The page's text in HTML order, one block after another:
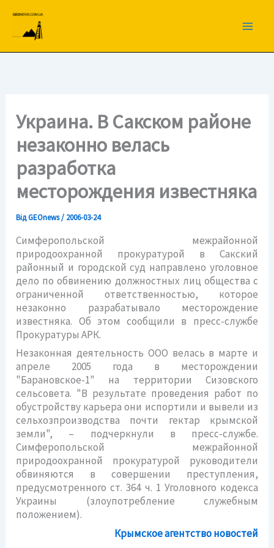
вмісту
Украина. В Сакском районе
незаконно велась
разработка
месторождения известняка
ВідGEOnews/ 2006-03-24
Симферопольской межрайонной
природоохранной прокуратурой в Сакский
районный и городской суд направлено уголовное
дело по обвинению должностных лиц общества с
ограниченной ответственностью, которое
незаконно разрабатывало месторождение
известняка. Об этом сообщили в пресс-службе
Прокуратуры АРК.
Незаконная деятельность ООО велась в марте и
апреле 2005 года в месторождении
"Барановское-1" на территории Сизовского
сельсовета. "В результате проведения работ по
обустройству карьера они испортили и вывели из
сельхозпроизводства почти гектар крымской
земли", – подчеркнули в пресс-службе.
Симферопольской межрайонной
природоохранной прокуратурой руководители
обвиняются в совершении преступления,
предусмотренного ст. 364 ч. 1 Уголовного кодекса
Украины (злоупотребление служебным
положением).
Крымское агентство новостей